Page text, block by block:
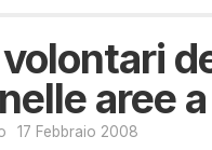
aree
17 Febbraio 2008